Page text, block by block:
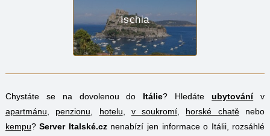
Ischia
Chystáte se na dovolenou do Itálie? Hledáteubytovánív
apartmánu
penzionu hotelu v soukromí horské chatěnebo
kempu?Server Italské.cznenabízí jen informace o Itálii, rozsáhlé